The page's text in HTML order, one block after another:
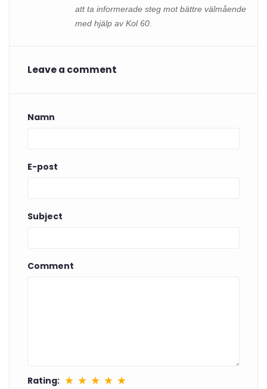
att ta informerade steg mot bättre välmående
med hjälp av Kol 60.
Leave a comment
Namn
E-post
Subject
Comment
Rating: ★ ★ ★ ★ ★